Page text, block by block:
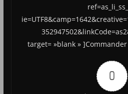
target= »blank »
0